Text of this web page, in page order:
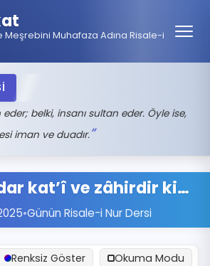
Meşrebini Muhafaza Adına Risale-i
belki, insanı sultan eder. Öyle ise,
iman ve duadır.
kat’î ve zâhirdir ki…
•Günün Risale-i Nur Dersi
Renksiz Göster Okuma Modu